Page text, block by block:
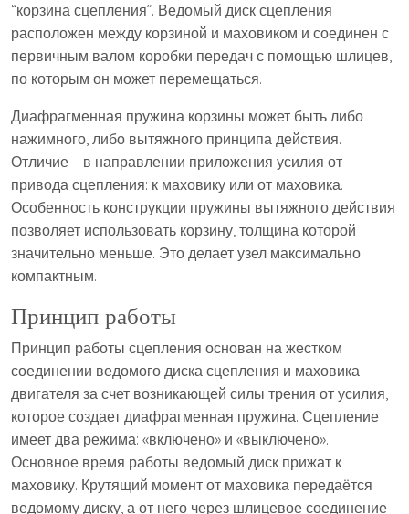
“корзина сцепления”. Ведомый диск сцепления
расположен между корзиной и маховиком и соединен с
первичным валом коробки передач с помощью шлицев,
по которым он может перемещаться.
Диафрагменная пружина корзины может быть либо
нажимного, либо вытяжного принципа действия.
Отличие – в направлении приложения усилия от
привода сцепления: к маховику или от маховика.
Особенность конструкции пружины вытяжного действия
позволяет использовать корзину, толщина которой
значительно меньше. Это делает узел максимально
компактным.
Принцип работы
Принцип работы сцепления основан на жестком
соединении ведомого диска сцепления и маховика
двигателя за счет возникающей силы трения от усилия,
которое создает диафрагменная пружина. Сцепление
имеет два режима: «включено» и «выключено».
Основное время работы ведомый диск прижат к
маховику. Крутящий момент от маховика передаётся
ведомому диску, а от него через шлицевое соединение